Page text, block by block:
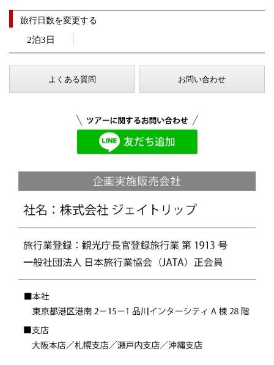
旅行日数を変更する
2泊3日
よくある質問 お問い合わせ